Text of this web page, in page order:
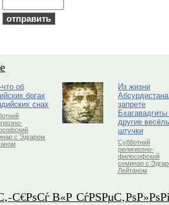
что об
богах
снах
с Эдгаром
Из жизни
запрете
Бхагавадгиты
другие
штучки
Субботний
религиозно-
философский
семинар с
Лейтаном
С€РѕСѓ В«Р